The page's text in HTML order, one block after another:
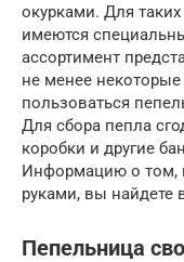
окурками. Для
имеются
ассортимент
не менее
пользоваться
Для сбора пепла
коробки и другие
Информацию о том,
руками, вы найдете
Пепельница